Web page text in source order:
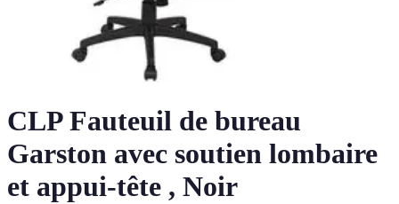
CLP Fauteuil de bureau
Garston avec soutien lombaire
et appui-tête , Noir